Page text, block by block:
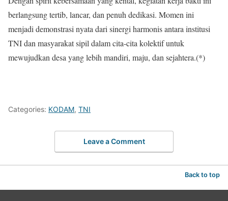
berlangsung tertib, lancar, dan penuh dedikasi. Momen ini
menjadi demonstrasi nyata dari sinergi harmonis antara institusi
TNI dan masyarakat sipil dalam cita-cita kolektif untuk
mewujudkan desa yang lebih mandiri, maju, dan sejahtera.(*)
Categories: KODAM, TNI
Leave a Comment
Back to top